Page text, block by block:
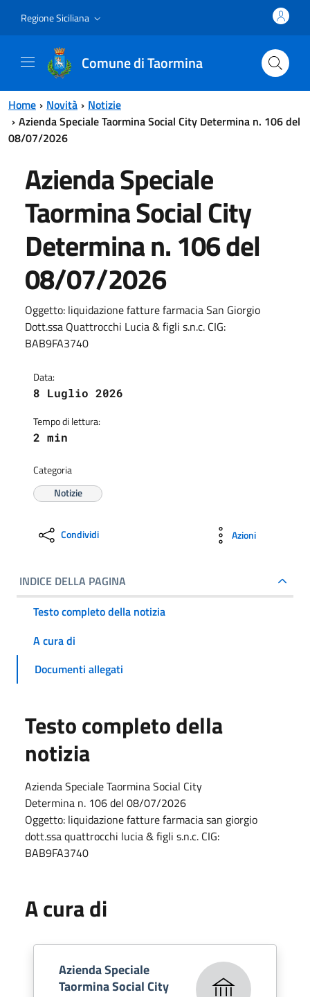
Regione Siciliana
Comune di Taormina
Home Novità
Notizie
Azienda Speciale Taormina Social City Determina n. 106 del
08/07/2026
Azienda Speciale
Taormina Social City
Determina n. 106 del
08/07/2026
Oggetto: liquidazione fatture farmacia San Giorgio
Dott.ssa Quattrocchi Lucia & figli s.n.c. CIG:
BAB9FA3740
Data:
8 Luglio 2026
Tempo di lettura:
2 min
Categoria
Notizie
Condividi Azioni
INDICE DELLA PAGINA
Testo completo della notizia
A cura di
Documenti allegati
Testo completo della
notizia
Azienda Speciale Taormina Social City
Determina n. 106 del 08/07/2026
Oggetto: liquidazione fatture farmacia san giorgio
dott.ssa quattrocchi lucia & figli s.n.c. CIG:
BAB9FA3740
A cura di
Azienda Speciale
Taormina Social City